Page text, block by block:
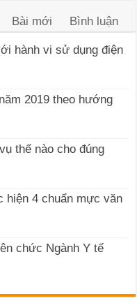
Bài mới Bình luận
hành vi sử dụng điện
2019 theo hướng
thế nào cho đúng
hiện 4 chuẩn mực văn
chức Ngành Y tế